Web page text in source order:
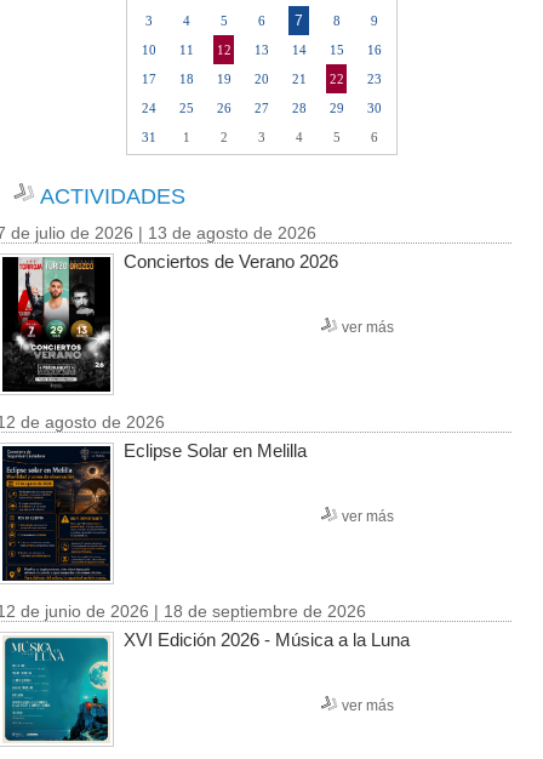
3
4 5 6 7 8
9
10
11 12 13 14 15
16
17
18 19 20 21 22
23
24
25 26 27 28 29
30
31
1 2 3 4 5 6
ACTIVIDADES
de julio de 2026 | 13 de agosto de 2026
Conciertos de Verano 2026
ver más
de agosto de 2026
Eclipse Solar en Melilla
ver más
de junio de 2026 | 18 de septiembre de 2026
XVI Edición 2026 - Música a la Luna
ver más